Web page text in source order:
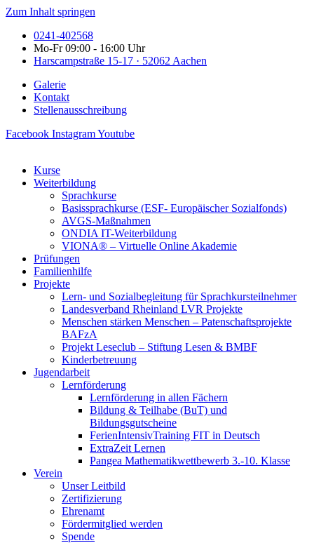
Zum Inhalt springen
0241-402568
Mo-Fr 09:00 - 16:00 Uhr
Harscampstraße 15-17 · 52062 Aachen
Galerie
Kontakt
Stellenausschreibung
Facebook InstagramYoutube
Kurse
Weiterbildung
Sprachkurse
Basissprachkurse (ESF- Europäischer Sozialfonds)
AVGS-Maßnahmen
ONDIA IT-Weiterbildung
VIONA® – Virtuelle Online Akademie
Prüfungen
Familienhilfe
Projekte
Lern- und Sozialbegleitung für Sprachkursteilnehmer
Landesverband Rheinland LVR Projekte
Menschen stärken Menschen – Patenschaftsprojekte
BAFzA
Projekt Leseclub – Stiftung Lesen & BMBF
Kinderbetreuung
Jugendarbeit
Lernförderung
Lernförderung in allen Fächern
Bildung & Teilhabe (BuT) und
Bildungsgutscheine
FerienIntensivTraining FIT in Deutsch
ExtraZeit Lernen
Pangea Mathematikwettbewerb 3.-10. Klasse
Verein
Unser Leitbild
Zertifizierung
Ehrenamt
Fördermitglied werden
Spende